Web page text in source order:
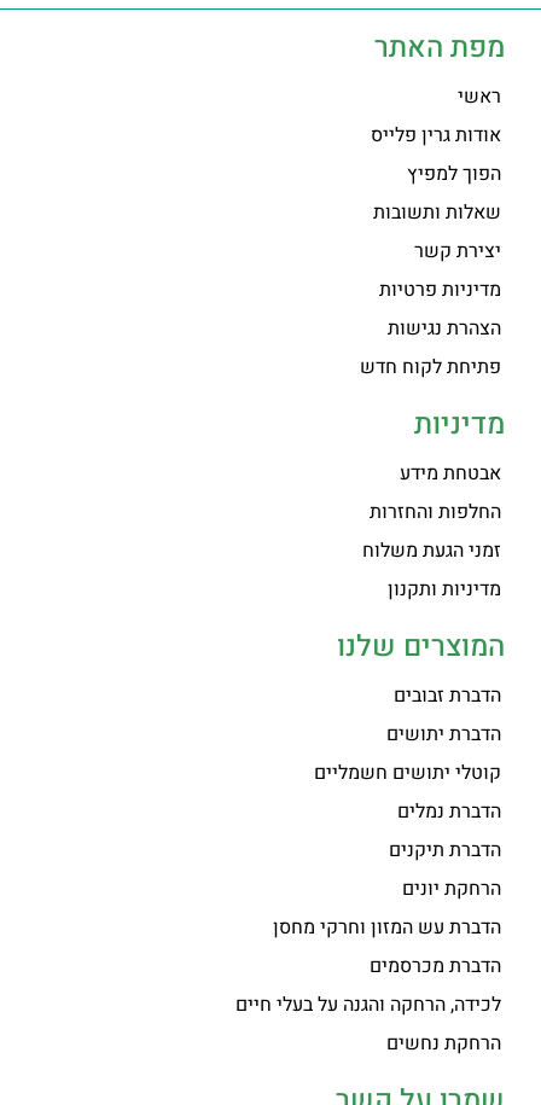
מפת האתר
ראשי
אודות גרין פלייס
הפוך למפיץ
שאלות ותשובות
יצירת קשר
מדיניות פרטיות
הצהרת נגישות
פתיחת לקוח חדש
מדיניות
אבטחת מידע
החלפות והחזרות
זמני הגעת משלוח
מדיניות ותקנון
המוצרים שלנו
הדברת זבובים
הדברת יתושים
קוטלי יתושים חשמליים
הדברת נמלים
הדברת תיקנים
הרחקת יונים
הדברת עש המזון וחרקי מחסן
הדברת מכרסמים
לכידה, הרחקה והגנה על בעלי חיים
הרחקת נחשים